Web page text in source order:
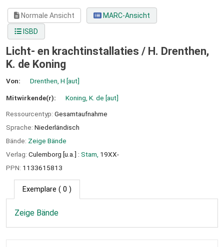
Normale Ansicht
MARC-Ansicht
ISBD
Licht- en krachtinstallaties / H. Drenthen,
K. de Koning
Von: Drenthen, H [aut]
Mitwirkende(r): Koning, K. de [aut]
Ressourcentyp: Gesamtaufnahme
Sprache: Niederländisch
Bände: Zeige Bände
Verlag: Culemborg [u.a.] : Stam, 19XX-
PPN: 1133615813
Exemplare ( 0 )
Zeige Bände